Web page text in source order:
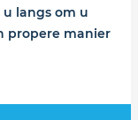
langs om u
propere manier